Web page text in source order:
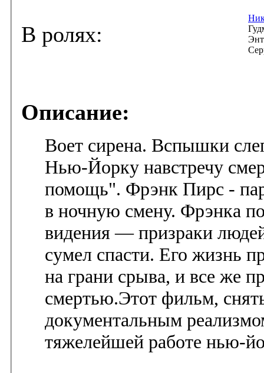
В ролях:
Описание:
Воет сирена. Вспышки
Нью-Йорку навстречу
помощь". Фрэнк Пирс -
в ночную смену. Фрэнка
видения — призраки
сумел спасти. Его жизнь
на грани срыва, и все же
смертью.Этот фильм,
документальным
тяжелейшей работе нью-